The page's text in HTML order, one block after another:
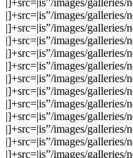
|]+src=|is”/images/
|]+src=|is”/images/
|]+src=|is”/images/
|]+src=|is”/images/
|]+src=|is”/images/
|]+src=|is”/images/
|]+src=|is”/images/
|]+src=|is”/images/
|]+src=|is”/images/
|]+src=|is”/images/
|]+src=|is”/images/
|]+src=|is”/images/